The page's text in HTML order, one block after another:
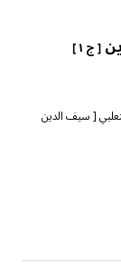
[ ج ١ ]
[ سيف الدين